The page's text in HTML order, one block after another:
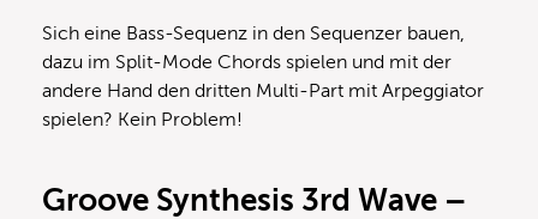
Sich eine Bass-Sequenz in den Sequenzer bauen,
dazu im Split-Mode Chords spielen und mit der
andere Hand den dritten Multi-Part mit Arpeggiator
spielen? Kein Problem!
Groove Synthesis 3rd Wave –